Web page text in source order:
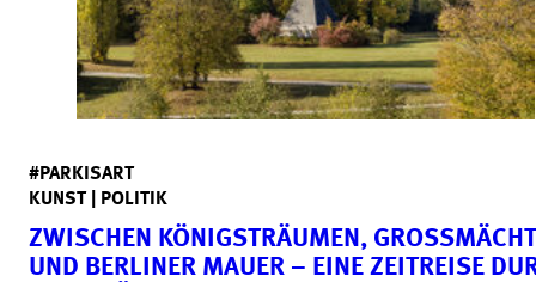
#PARKISART
KUNST | POLITIK
ZWISCHEN KÖNIGSTRÄUMEN,
ND BERLINER MAUER – EINE ZEITREISE